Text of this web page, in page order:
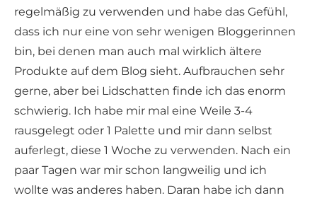
regelmäßig zu verwenden und habe das Gefühl,
dass ich nur eine von sehr wenigen Bloggerinnen
bin, bei denen man auch mal wirklich ältere
Produkte auf dem Blog sieht. Aufbrauchen sehr
gerne, aber bei Lidschatten finde ich das enorm
schwierig. Ich habe mir mal eine Weile 3-4
rausgelegt oder 1 Palette und mir dann selbst
auferlegt, diese 1 Woche zu verwenden. Nach ein
paar Tagen war mir schon langweilig und ich
wollte was anderes haben. Daran habe ich dann